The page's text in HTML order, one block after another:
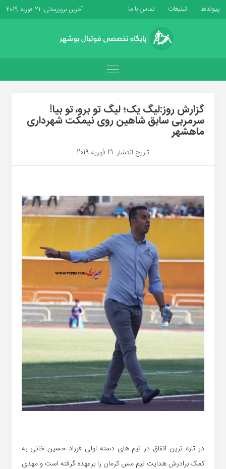
پیوندها تبلیغات تماس با ما آخرین بروزرسانی: 21 فوریه 2019
گزارش روز:لیگ یک؛ لیگ تو برو، تو بیا!
سرمربی سابق شاهین روی نیمکت شهرداری
ماهشهر
تاریخ انتشار: 21 فوریه 2019
در تازه ترین اتفاق در تیم های دسته اولی فرزاد حسین خانی به
کمک برادرش هدایت تیم مس کرمان را برعهده گرفته است و مهدی